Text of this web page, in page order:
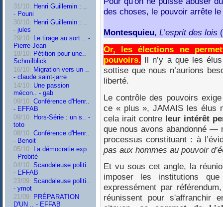
31/10: Henri Guillemin : ..
- Pouni
30/10: Henri Guillemin : ..
- jules
29/10: Le tirage au sort .. -
Pierre-Jean
18/10: Pétition pour une.. -
Schmilblick
16/10: Migration vers un ..
- claude saint-jarre
14/10: Une passion
mécon.. - gab
09/10: Conférence d'Henr..
- EFFAB
09/10: Hors-Série : un s.. -
toto
08/10: Conférence d'Henr..
- Benoit
05/10:
La démocratie exp..
- Probité
04/10: Scandaleuse politi..
- EFFAB
23/09: Scandaleuse politi..
- ymot
21/09: PRÉPARATION
D'UN .. - EFFAB
des choses, le pouvoir arrête le
Montesquieu, L’esprit des lois
Or, les élections ne
pouvoirs. Il n’y a que les
sottise que nous n’aurions
liberté.
Le contrôle des pouvoirs
ce « plus », JAMAIS les élus
cela irait contre leur intérêt
que nous avons abandonné —
processus constituant : à
pas aux hommes au pouvoir
Et vu sous cet angle, la
imposer les institutions
expressément par
réunissent pour s'affranchir